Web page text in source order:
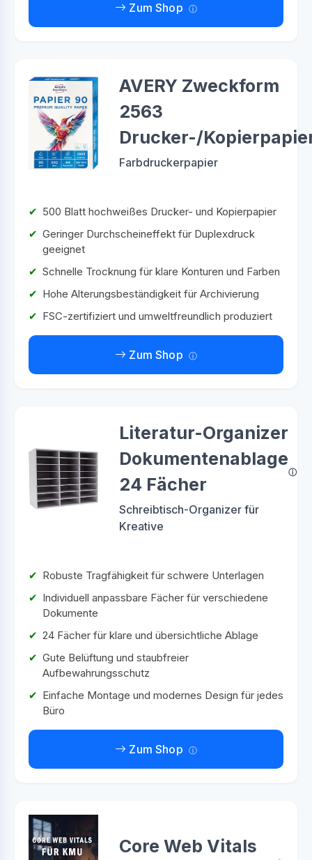
Zum Shop
AVERY Zweckform
2563
Drucker-/
Farbdruckerpapier
500 Blatt hochweißes Drucker- und Kopierpapier
Geringer Durchscheineffekt für Duplexdruck
geeignet
Schnelle Trocknung für klare Konturen und Farben
Hohe Alterungsbeständigkeit für Archivierung
FSC-zertifiziert und umweltfreundlich produziert
Zum Shop
Literatur-Organizer
Dokumentenablage
24 Fächer
Schreibtisch-Organizer für
Kreative
Robuste Tragfähigkeit für schwere Unterlagen
Individuell anpassbare Fächer für verschiedene
Dokumente
24 Fächer für klare und übersichtliche Ablage
Gute Belüftung und staubfreier
Aufbewahrungsschutz
Einfache Montage und modernes Design für jedes
Büro
Zum Shop
Core Web Vitals